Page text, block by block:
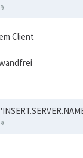
Client